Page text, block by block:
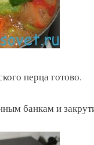
перца готово.
банкам и